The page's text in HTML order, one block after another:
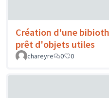
Création d'une
prêt d'objets utiles
chareyre
0 0